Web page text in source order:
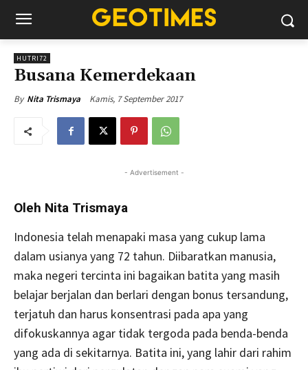
HUTRI72
Busana Kemerdekaan
By Nita Trismaya Kamis, 7 September 2017
- Advertisement -
Oleh Nita Trismaya
Indonesia telah menapaki masa yang cukup lama
dalam usianya yang 72 tahun. Diibaratkan manusia,
maka negeri tercinta ini bagaikan batita yang masih
belajar berjalan dan berlari dengan bonus tersandung,
terjatuh dan harus konsentrasi pada apa yang
difokuskannya agar tidak tergoda pada benda-benda
yang ada di sekitarnya. Batita ini, yang lahir dari rahim